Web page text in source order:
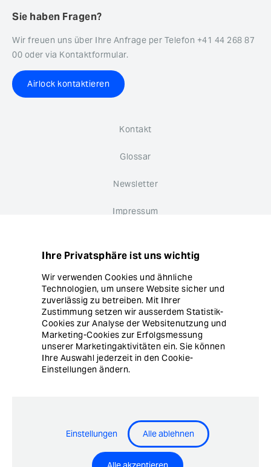
Sie haben Fragen?
Wir freuen uns über Ihre Anfrage per Telefon +41 44 268 87
00 oder via Kontaktformular.
Airlock kontaktieren
Kontakt
Glossar
Newsletter
Impressum
Cookie Einstellungen
© Copyright Ergon Informatik AG
Airlock® - Security Innovation by Ergon Informatik AG
Ihre Privatsphäre ist uns wichtig
Wir verwenden Cookies und ähnliche
Technologien, um unsere Website sicher und
zuverlässig zu betreiben. Mit Ihrer
Zustimmung setzen wir ausserdem Statistik-
Cookies zur Analyse der Websitenutzung und
Marketing-Cookies zur Erfolgsmessung
unserer Marketingaktivitäten ein. Sie können
Ihre Auswahl jederzeit in den Cookie-
Einstellungen ändern.
Einstellungen Alle ablehnen